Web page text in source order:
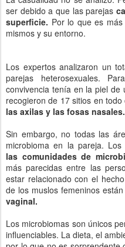
ser debido a que las parejas
superficie. Por lo que es
mismos y su entorno.
Los expertos analizaron un
parejas heterosexuales.
convivencia tenía en la piel
recogieron de 17 sitios en todo
las axilas y las fosas nasales.
Sin embargo, no todas las
microbioma en la pareja. Los
las comunidades de
más parecidas entre las
estar relacionado con el
de los muslos femeninos están
vaginal.
Los microbiomas son únicos
influenciables. La dieta, el